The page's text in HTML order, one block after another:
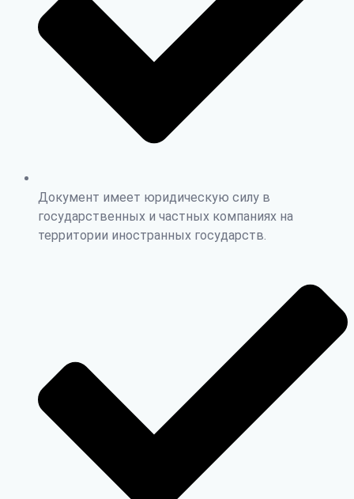
Документ имеет юридическую силу в
государственных и частных компаниях на
территории иностранных государств.